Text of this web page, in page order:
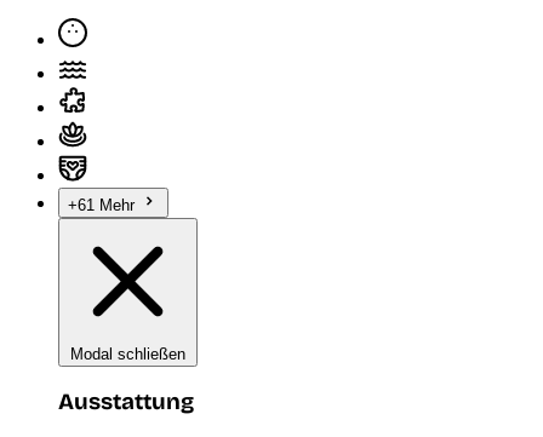
+61 Mehr
Modal schließen
Ausstattung